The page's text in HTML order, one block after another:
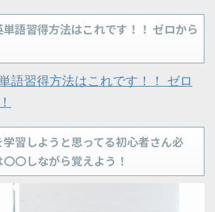
語習得方法はこれです！！ ゼロから
語習得方法はこれです！！ ゼロ
習しようと思ってる初心者さん必
〇しながら覚えよう！